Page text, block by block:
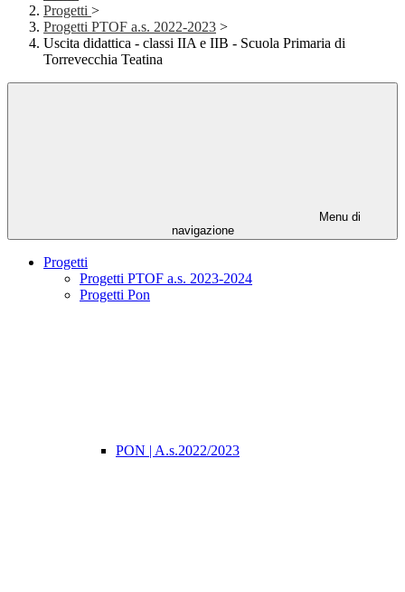
Progetti >
Progetti PTOF a.s. 2022-2023 >
Uscita didattica - classi IIA e IIB - Scuola Primaria di
Torrevecchia Teatina
Menu di
navigazione
Progetti
Progetti PTOF a.s. 2023-2024
Progetti Pon
PON | A.s.2022/2023